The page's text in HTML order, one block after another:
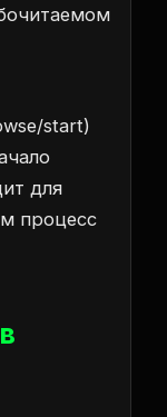
start)
для
процесс